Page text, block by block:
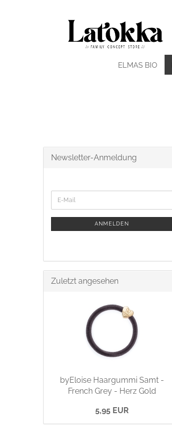
ELMAS BIO
Newsletter-Anmeldung
ANMELDEN
Zuletzt angesehen
byEloise Haargummi Samt -
French Grey - Herz Gold
5,95 EUR